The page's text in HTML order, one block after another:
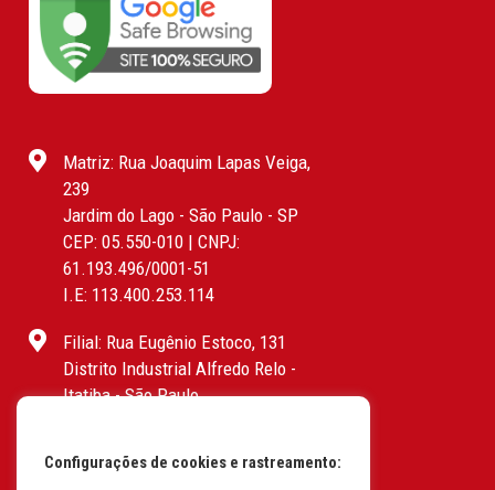
Matriz: Rua Joaquim Lapas Veiga,
239
Jardim do Lago - São Paulo - SP
CEP: 05.550-010 | CNPJ:
61.193.496/0001-51
I.E: 113.400.253.114
Filial: Rua Eugênio Estoco, 131
Distrito Industrial Alfredo Relo -
Itatiba - São Paulo
I.E: 382.096.357.1147
Configurações de cookies e rastreamento: